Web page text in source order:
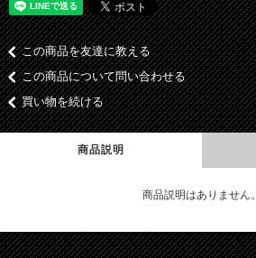
この商品を友達に教える
この商品について問い合わせる
買い物を続ける
商品説明
商品説明はありません。